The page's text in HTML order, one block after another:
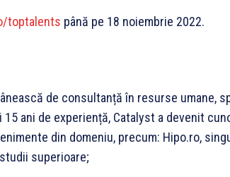
toptalents până pe 18 noiembrie 2022.
de consultanță în resurse umane,
ani de experiență, Catalyst a devenit
din domeniu, precum: Hipo.ro,
superioare;